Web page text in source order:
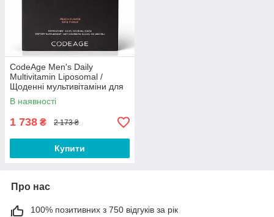
CodeAge Men's Daily
Multivitamin Liposomal /
Щоденні мультивітаміни для
чоловіків ліпосомальні 30
саше Термін 11/2026
В наявності
1 738 ₴ 2 173 ₴
Купити
Про нас
100% позитивних з 750 відгуків за рік